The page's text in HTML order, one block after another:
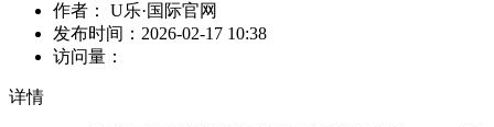
作者： U乐·国际官网
发布时间： 2026-02-17 10:38
访问量：
详情